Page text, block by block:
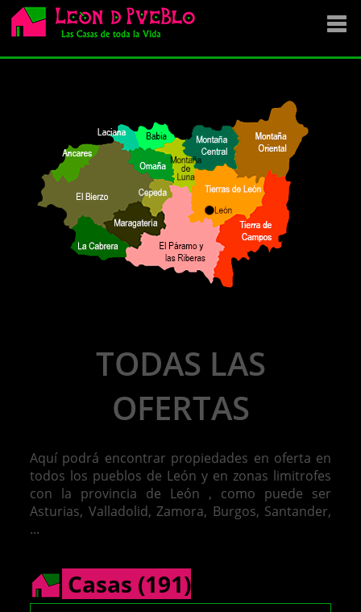
SE VENDE
OFERTAS
NOVEDADES
VENDEMOS TU CASA
DÓNDE COMPRAR ?
TODAS LAS
OFERTAS
Aquí podrá encontrar propiedades en oferta en
todos los pueblos de León y en zonas limitrofes
con la provincia de León , como puede ser
Asturias, Valladolid, Zamora, Burgos, Santander,
...
Casas (191)